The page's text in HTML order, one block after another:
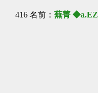
416 名前： 蕪菁
でも、